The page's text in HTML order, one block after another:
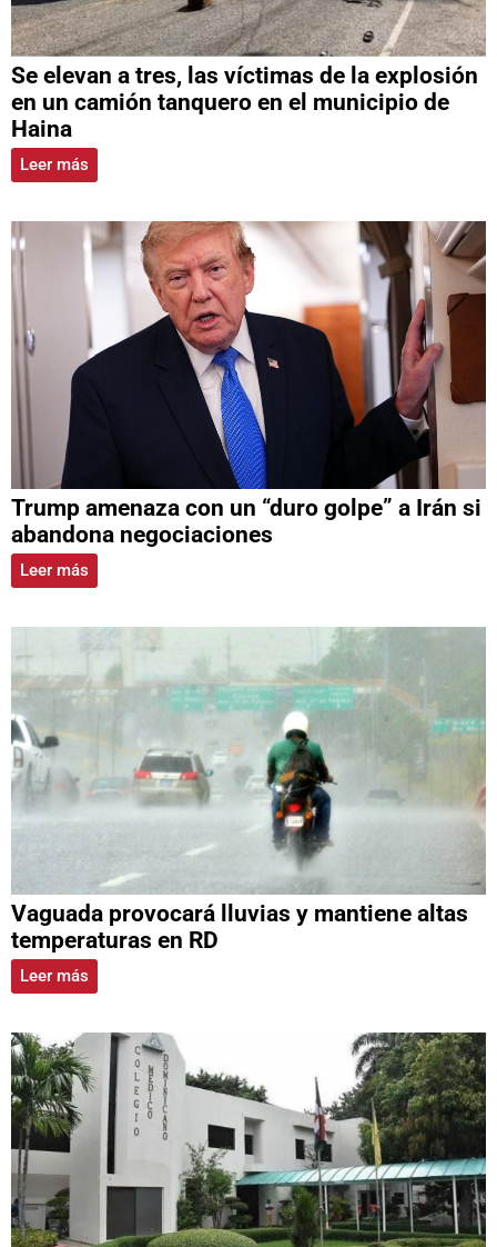
Se elevan a tres, las víctimas de la explosión
en un camión tanquero en el municipio de
Haina
Leer más
Trump amenaza con un “duro golpe” a Irán si
abandona negociaciones
Leer más
Vaguada provocará lluvias y mantiene altas
temperaturas en RD
Leer más